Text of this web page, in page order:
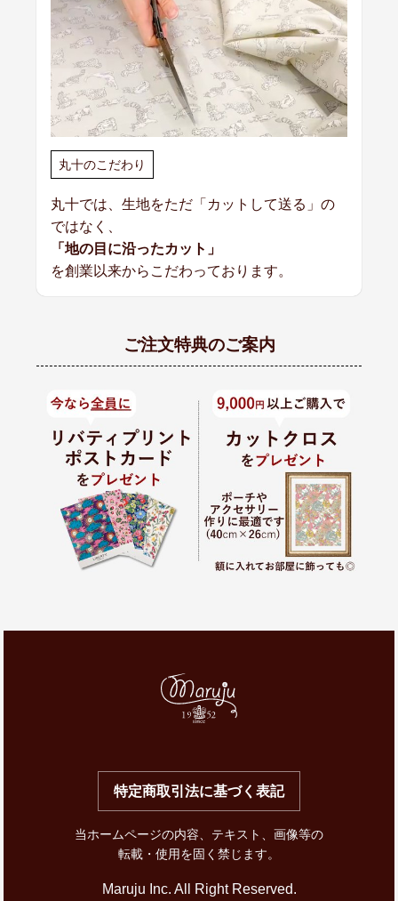
丸十のこだわり
丸十では、生地をただ「カットして送る」の
ではなく、
「地の目に沿ったカット」
を創業以来からこだわっております。
ご注文特典のご案内
特定商取引法に基づく表記
当ホームページの内容、テキスト、画像等の
転載・使用を固く禁じます。
Maruju Inc. All Right Reserved.